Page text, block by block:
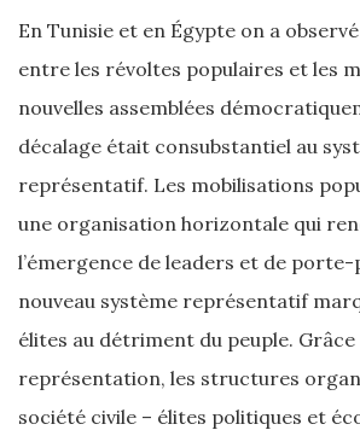
En Tunisie et en Égypte on a
entre les révoltes populaires et les
nouvelles assemblées
décalage était consubstantiel au
représentatif. Les mobilisations
une organisation horizontale qui
l’émergence de leaders et de
nouveau système représentatif
élites au détriment du peuple. Grâce
représentation, les structures
société civile – élites politiques et